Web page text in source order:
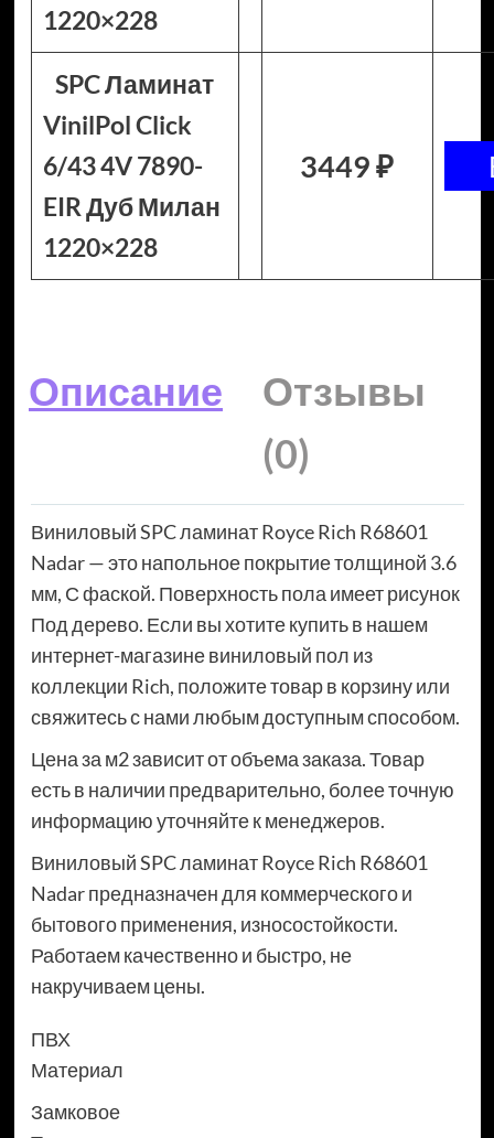
1220×228
SPC Ламинат
VinilPol Click
6/43 4V 7890-
EIR Дуб Милан
1220×228
3449 ₽
Описание
Отзывы
(0)
Виниловый SPC ламинат Royce Rich R68601
Nadar — это напольное покрытие толщиной 3.6
мм, С фаской. Поверхность пола имеет рисунок
Под дерево. Если вы хотите купить в нашем
интернет-магазине виниловый пол из
коллекции Rich, положите товар в корзину или
свяжитесь с нами любым доступным способом.
Цена за м2 зависит от объема заказа. Товар
есть в наличии предварительно, более точную
информацию уточняйте к менеджеров.
Виниловый SPC ламинат Royce Rich R68601
Nadar предназначен для коммерческого и
бытового применения, износостойкости.
Работаем качественно и быстро, не
накручиваем цены.
ПВХ
Материал
Замковое